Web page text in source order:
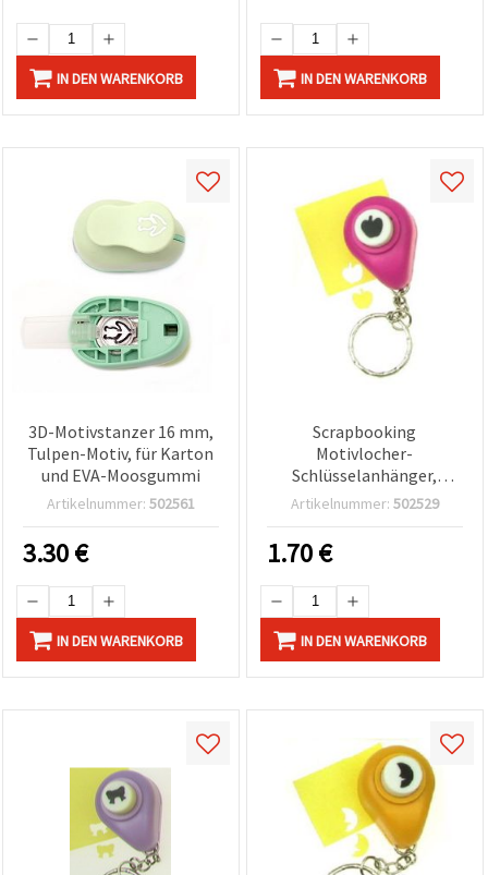
IN DEN WARENKORB IN DEN WARENKORB
3D-Motivstanzer 16 mm,
Tulpen-Motiv, für Karton
und EVA-Moosgummi
Artikelnummer: 502561
3.30€
IN DEN WARENKORB
Scrapbooking
Motivlocher-
Schlüsselanhänger,
Apfelform, 10 mm, für
Artikelnummer: 502529
1.70€
IN DEN WARENKORB